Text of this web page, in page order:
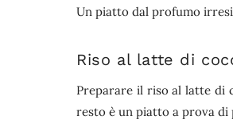
Un piatto dal profumo
Riso al latte di
Preparare il riso al latte di
resto è un piatto a prova di